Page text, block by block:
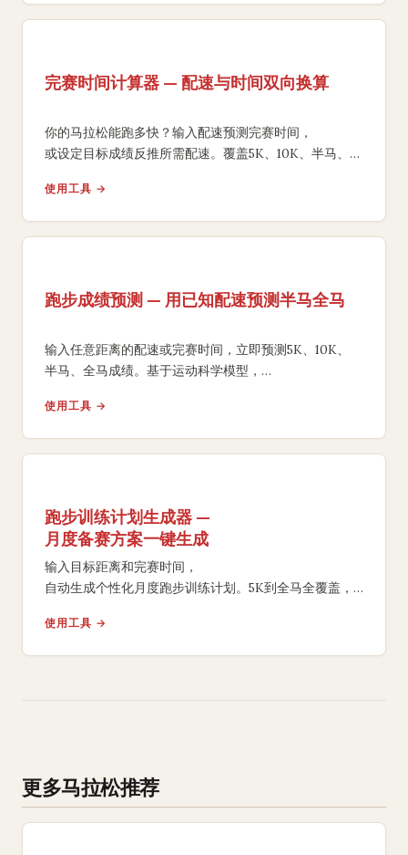
完赛时间计算器 — 配速与时间双向换算
你的马拉松能跑多快？输入配速预测完赛时间，
或设定目标成绩反推所需配速。覆盖5K、10K、半马、
使用工具 →
跑步成绩预测 — 用已知配速预测半马全马
输入任意距离的配速或完赛时间，立即预测5K、10K、
半马、全马成绩。基于运动科学模型，
使用工具 →
跑步训练计划生成器 —
月度备赛方案一键生成
输入目标距离和完赛时间，
自动生成个性化月度跑步训练计划。5K到全马全覆盖，
可直接作为训练模板使用。
使用工具 →
更多马拉松推荐